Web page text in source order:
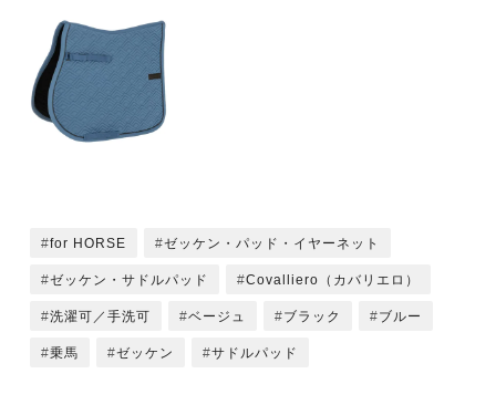
for HORSE ゼッケン・パッド・イヤーネット
ゼッケン・サドルパッド Covalliero（カバリエロ）
洗濯可／手洗可 ベージュ ブラック ブルー
乗馬 ゼッケン サドルパッド